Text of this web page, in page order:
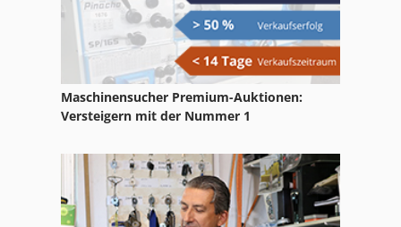
Gkt 60
Gto 52
Maschinensucher Premium-Auktionen:
Versteigern mit der Nummer 1